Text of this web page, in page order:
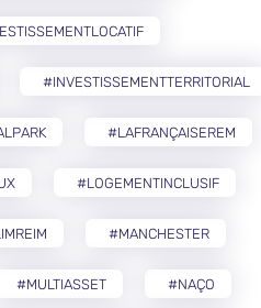
#INVESTISSEMENTTERRITORIAL
#LAFRANÇAISEREM
#LOGEMENTINCLUSIF
#MANCHESTER
#MULTIASSET #NAÇO